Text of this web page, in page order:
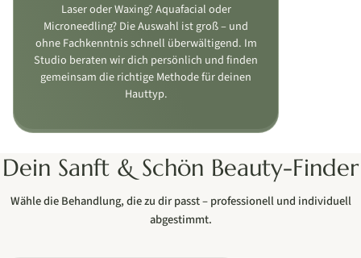
Laser oder Waxing? Aquafacial oder
Microneedling? Die Auswahl ist groß – und
ohne Fachkenntnis schnell überwältigend. Im
Studio beraten wir dich persönlich und finden
gemeinsam die richtige Methode für deinen
Hauttyp.
Dein Sanft & Schön Beauty-Finder
Wähle die Behandlung, die zu dir passt – professionell und individuell
abgestimmt.